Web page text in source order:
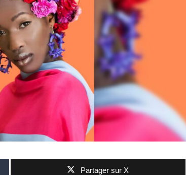
Partager sur X